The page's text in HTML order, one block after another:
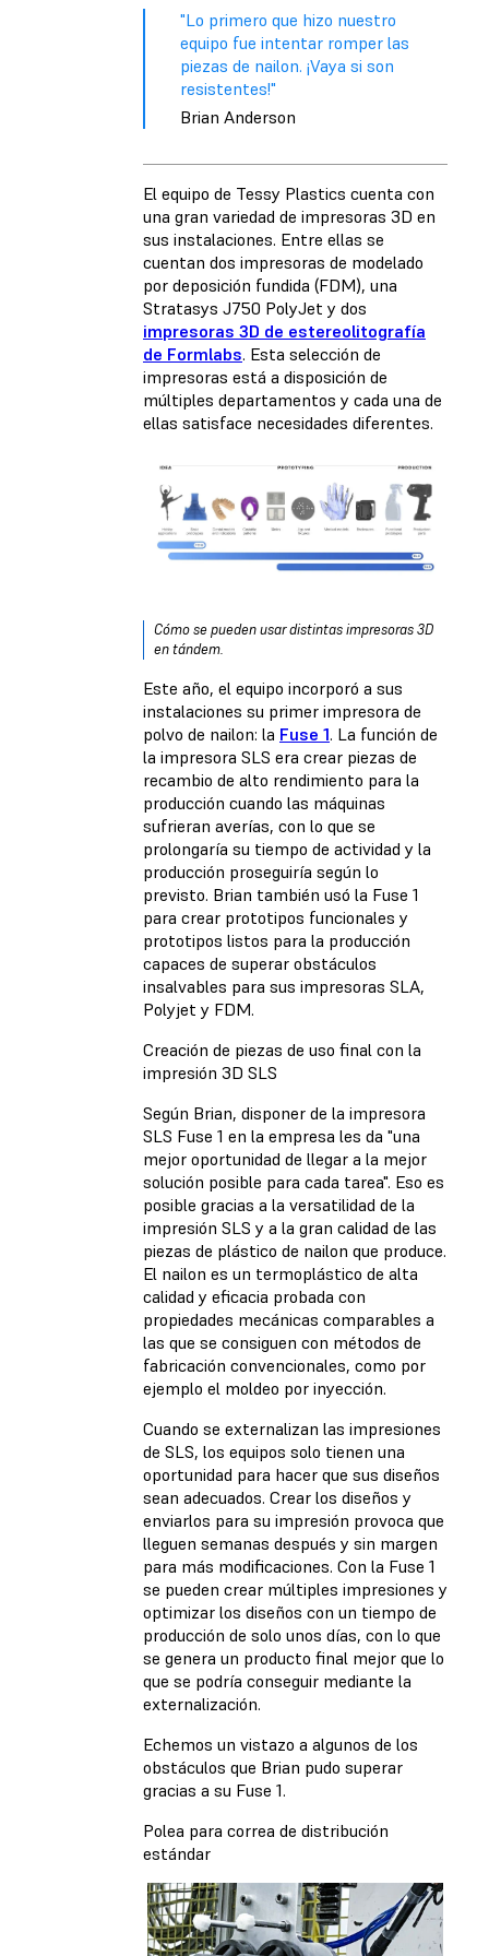
"Lo primero que hizo nuestro
equipo fue intentar romper las
piezas de nailon. ¡Vaya si son
resistentes!"
Brian Anderson
El equipo de Tessy Plastics cuenta con
una gran variedad de impresoras 3D en
sus instalaciones. Entre ellas se
cuentan dos impresoras de modelado
por deposición fundida (FDM), una
Stratasys J750 PolyJet y dos
impresoras 3D de estereolitografía
de Formlabs. Esta selección de
impresoras está a disposición de
múltiples departamentos y cada una de
ellas satisface necesidades diferentes.
Cómo se pueden usar distintas impresoras 3D
en tándem.
Este año, el equipo incorporó a sus
instalaciones su primer impresora de
polvo de nailon: la Fuse 1. La función de
la impresora SLS era crear piezas de
recambio de alto rendimiento para la
producción cuando las máquinas
sufrieran averías, con lo que se
prolongaría su tiempo de actividad y la
producción proseguiría según lo
previsto. Brian también usó la Fuse 1
para crear prototipos funcionales y
prototipos listos para la producción
capaces de superar obstáculos
insalvables para sus impresoras SLA,
Polyjet y FDM.
Creación de piezas de uso final con la
impresión 3D SLS
Según Brian, disponer de la impresora
SLS Fuse 1 en la empresa les da "una
mejor oportunidad de llegar a la mejor
solución posible para cada tarea". Eso es
posible gracias a la versatilidad de la
impresión SLS y a la gran calidad de las
piezas de plástico de nailon que produce.
El nailon es un termoplástico de alta
calidad y eficacia probada con
propiedades mecánicas comparables a
las que se consiguen con métodos de
fabricación convencionales, como por
ejemplo el moldeo por inyección.
Cuando se externalizan las impresiones
de SLS, los equipos solo tienen una
oportunidad para hacer que sus diseños
sean adecuados. Crear los diseños y
enviarlos para su impresión provoca que
lleguen semanas después y sin margen
para más modificaciones. Con la Fuse 1
se pueden crear múltiples impresiones y
optimizar los diseños con un tiempo de
producción de solo unos días, con lo que
se genera un producto final mejor que lo
que se podría conseguir mediante la
externalización.
Echemos un vistazo a algunos de los
obstáculos que Brian pudo superar
gracias a su Fuse 1.
Polea para correa de distribución
estándar